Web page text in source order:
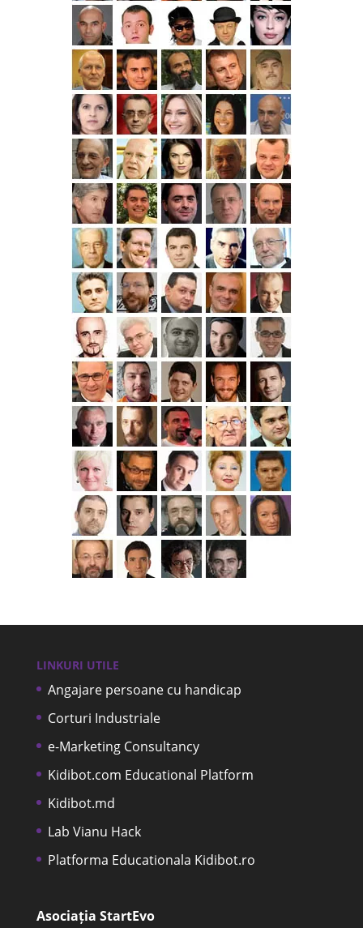
LINKURI UTILE
Angajare persoane cu handicap
Corturi Industriale
e-Marketing Consultancy
Kidibot.com Educational Platform
Kidibot.md
Lab Vianu Hack
Platforma Educationala Kidibot.ro
Asociația StartEvo